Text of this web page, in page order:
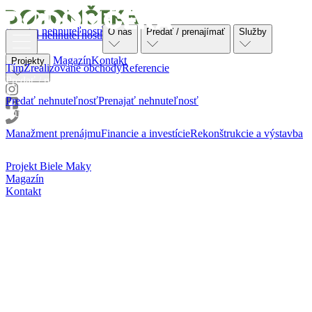
Ponuka nehnuteľností
TímZrealizované obchodyReferencie
Predať / prenajímať
Predať nehnuteľnosťPrenajať nehnuteľnosť
Služby
Manažment prenájmuFinancie a investícieRekonštrukcie a výstavba
Projekt Biele Maky
Magazín
Kontakt
Ponuka nehnuteľností O nás Predať / prenajímať Služby
Projekty MagazínKontakt